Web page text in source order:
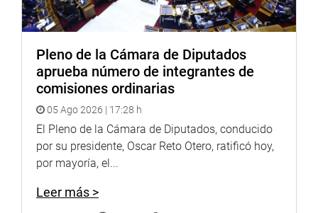
Pleno de la Cámara de Diputados
aprueba número de integrantes de
comisiones ordinarias
05 Ago 2026 | 17:28 h
El Pleno de la Cámara de Diputados, conducido
por su presidente, Oscar Reto Otero, ratificó hoy,
por mayoría, el...
Leer más >